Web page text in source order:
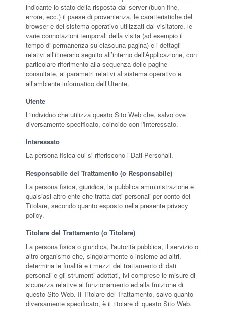
indicante lo stato della risposta dal server (buon fine,
errore, ecc.) il paese di provenienza, le caratteristiche del
browser e del sistema operativo utilizzati dal visitatore, le
varie connotazioni temporali della visita (ad esempio il
tempo di permanenza su ciascuna pagina) e i dettagli
relativi all’itinerario seguito all’interno dell’Applicazione, con
particolare riferimento alla sequenza delle pagine
consultate, ai parametri relativi al sistema operativo e
all’ambiente informatico dell’Utente.
Utente
L'individuo che utilizza questo Sito Web che, salvo ove
diversamente specificato, coincide con l'Interessato.
Interessato
La persona fisica cui si riferiscono i Dati Personali.
Responsabile del Trattamento (o Responsabile)
La persona fisica, giuridica, la pubblica amministrazione e
qualsiasi altro ente che tratta dati personali per conto del
Titolare, secondo quanto esposto nella presente privacy
policy.
Titolare del Trattamento (o Titolare)
La persona fisica o giuridica, l'autorità pubblica, il servizio o
altro organismo che, singolarmente o insieme ad altri,
determina le finalità e i mezzi del trattamento di dati
personali e gli strumenti adottati, ivi comprese le misure di
sicurezza relative al funzionamento ed alla fruizione di
questo Sito Web. Il Titolare del Trattamento, salvo quanto
diversamente specificato, è il titolare di questo Sito Web.